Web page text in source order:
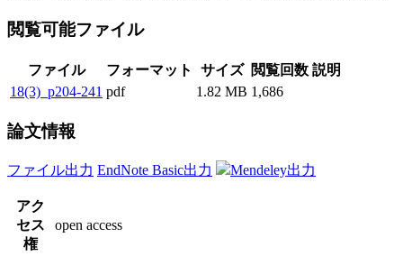
閲覧可能ファイル
ファイル フォーマット サイズ 閲覧回数 説明
18(3)_p204-241 pdf 1.82 MB 1,686
論文情報
ファイル出力 EndNote Basic出力 Mendeley出力
アク
セス
権
open access